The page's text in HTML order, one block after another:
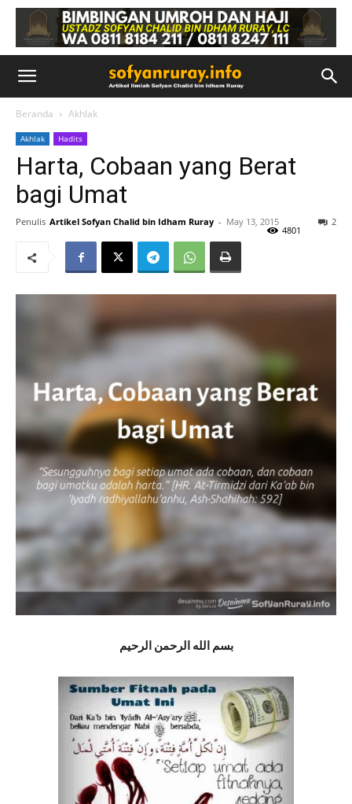
Beranda Akhlak
Akhlak Hadits
Harta, Cobaan yang Berat
bagi Umat
Penulis Artikel Sofyan Chalid bin Idham Ruray - May 13, 2015 2
4801
بسم الله الرحمن الرحيم